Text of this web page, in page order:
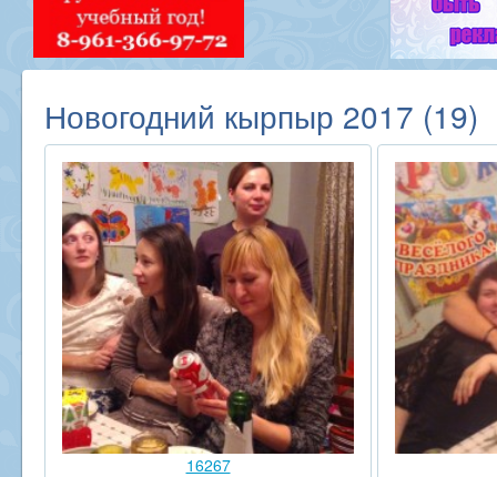
Новогодний кырпыр 2017 (19)
16267